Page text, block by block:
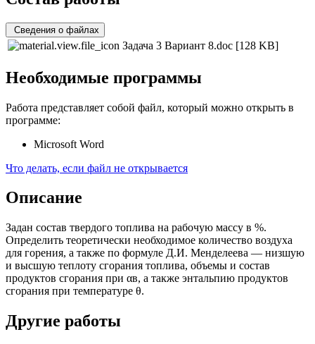
Сведения о файлах
Задача 3 Вариант 8.doc [128 KB]
Необходимые программы
Работа представляет собой файл, который можно открыть в
программе:
Microsoft Word
Что делать, если файл не открывается
Описание
Задан состав твердого топлива на рабочую массу в %.
Определить теоретически необходимое количество воздуха
для горения, а также по формуле Д.И. Менделеева — низшую
и высшую теплоту сгорания топлива, объемы и состав
продуктов сгорания при αв, а также энтальпию продуктов
сгорания при температуре θ.
Другие работы